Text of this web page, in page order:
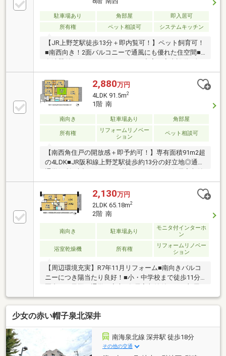
駐車場あり 角部屋
即入居可
所有権
ペット相談可 システムキッチン
【JR上野芝駅徒歩13分＋即内覧可！】ペット飼育可！
■南西向き！2面バルコニーで通風にも優れた住空間■
居室に収納完備で生活空間を広く使えます
2,880万円
4LDK 91.5m2
1階 南
南向き 駐車場あり 角部屋
所有権
リフォームリノベー
ション
ペット相談可
【南西角住戸の開放感＋即予約可！】専有面積91m2超
の4LDK■JR阪和線上野芝駅徒歩約13分の好立地◎通勤
完備でお部屋を広く使えます◎
2,130万円
2LDK 65.18m2
2階 南
南向き 駐車場あり
モニタ付インターホ
ン
浴室乾燥機 所有権
リフォームリノベー
ション
【周辺環境充実】R7年11月リフォーム■南向きバルコ
ニーにつき陽当たり良好！■小・中学校まで徒歩11分
の中もスッキリ片付きますね
少女の赤い帽子泉北深井
南海泉北線 深井駅 徒歩18分
その他の交通